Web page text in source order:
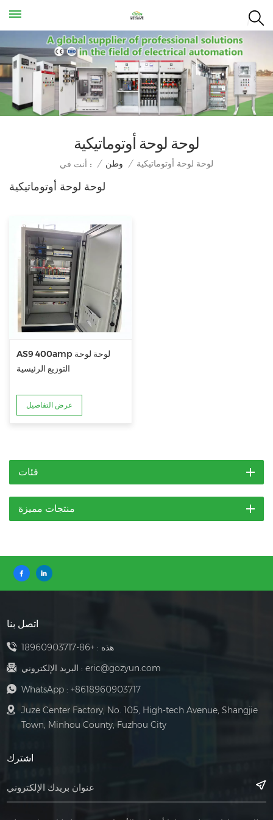
لوحة لوحة أوتوماتيكية
أنت في : / وطن / لوحة لوحة أوتوماتيكية
لوحة لوحة أوتوماتيكية
AS9 400amp لوحة لوحة
التوزيع الرئيسية
عرض التفاصيل
فئات
منتجات مميزة
اتصل بنا
هذه :+86-18960903717
البريد الإلكتروني : eric@gozyun.com
WhatsApp : +8618960903717
Juze Center Factory, No. 105, High-tech Avenue, Shangjie
Town, Minhou County, Fuzhou City
اشترك